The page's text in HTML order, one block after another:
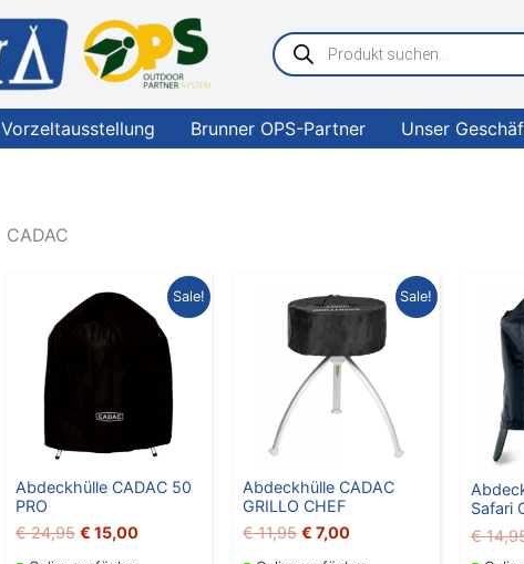
Products
search
Vorzeltausstellung Brunner OPS-Partner Unser
CADAC
Sale!
Abdeckhülle CADAC 50
PRO
€24,95
Ursprünglicher
Preis
war:
€ 24,95
€ 15,00
Aktueller
Preis
ist:
€ 15,00.
Sale!
Abdeckhülle CADAC
GRILLO CHEF
€11,95
Ursprünglicher
Preis
war:
€ 11,95
€ 7,00
Aktueller
Preis
ist:
€ 7,00.
Safari
€